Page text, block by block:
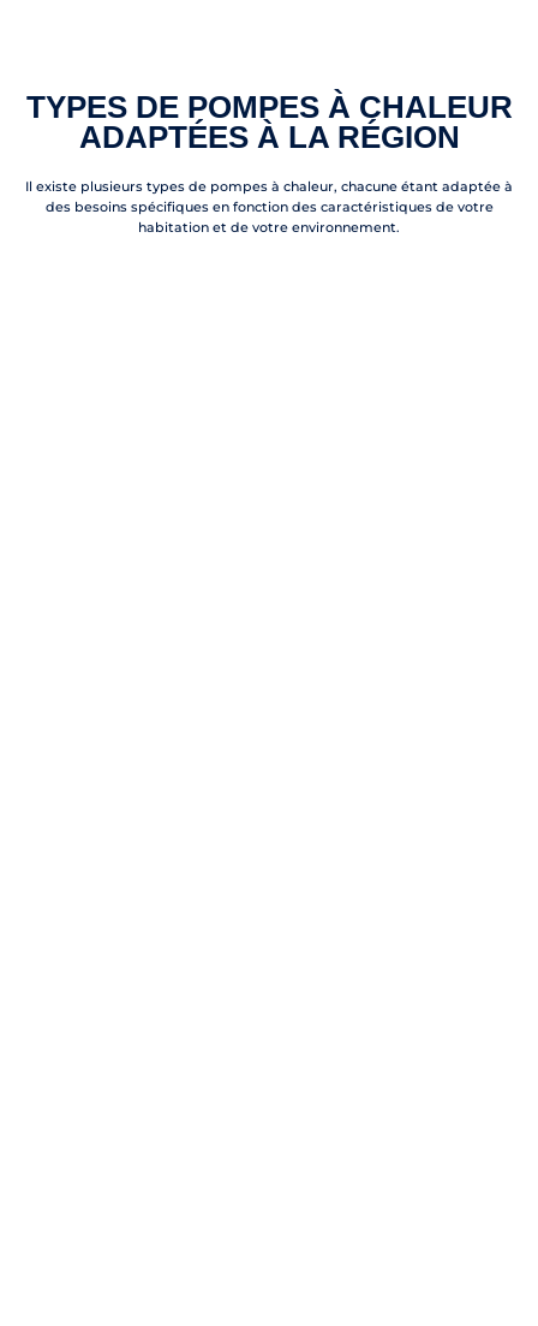
TYPES DE POMPES À CHALEUR
ADAPTÉES À LA RÉGION
Il existe plusieurs types de pompes à chaleur, chacune étant adaptée à
des besoins spécifiques en fonction des caractéristiques de votre
habitation et de votre environnement.